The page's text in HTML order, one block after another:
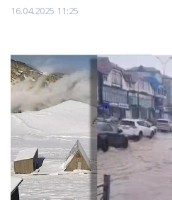
16.04.2025 11:25